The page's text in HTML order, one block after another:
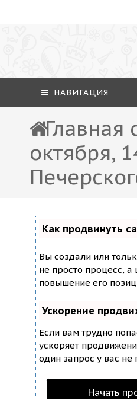
НАВИГАЦИЯ
Главная
октября,
Как продвинуть
Вы создали или
не просто процесс,
повышение его
Ускорение
Если вам трудно
ускоряет
один запрос у вас не
Начать